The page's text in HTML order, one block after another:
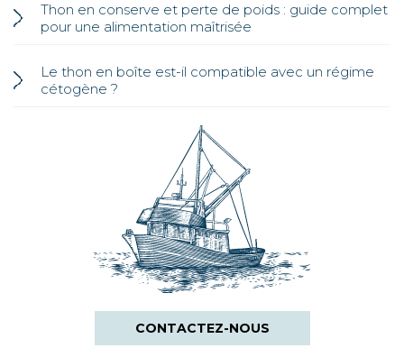
Thon en conserve et perte de poids : guide complet
pour une alimentation maîtrisée
Le thon en boîte est-il compatible avec un régime
cétogène ?
CONTACTEZ-NOUS